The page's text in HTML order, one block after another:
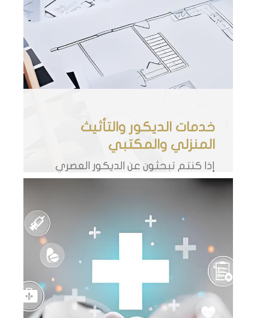
خدمات الديكور والتأثيث
المنزلي والمكتبي
إذا كنتم تبحثون عن الديكور العصري
والأثاث المميز لشققكم وأماكن
مهندسينا